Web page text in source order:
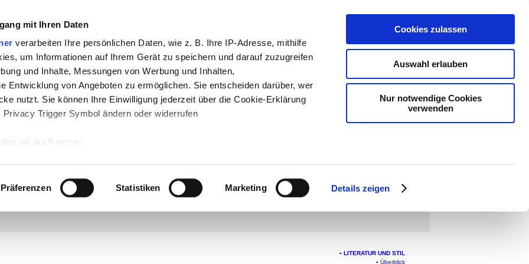
mit Ihren Daten
verarbeiten Ihre persönlichen Daten, wie z. B. Ihre IP-Adresse, mithilfe
um Informationen auf Ihrem Gerät zu speichern und darauf zuzugreifen
und Inhalte, Messungen von Werbung und Inhalten,
Entwicklung von Angeboten zu ermöglichen. Sie entscheiden darüber, wer
nutzt. Sie können Ihre Einwilligung jederzeit über die Cookie-Erklärung
Trigger Symbol ändern oder widerrufen
wir auch gerne:
Scannen nach bestimmten Merkmalen (Fingerprinting) identifizieren
wie Ihre persönlichen Daten verarbeitet werden, und legen Sie Ihre
fest.
Präferenzen Statistiken Marketing Details zeigen
Cookies zulassen
Auswahl erlauben
Nur notwendige Cookies
verwenden
-Geschichte-Politik -Pädagogik-Psychologie-
-Projekte-So navigiert man auf teachSam
-teachSam braucht Werbung
▪Rechtschreibung ▪Grammatik / Syntax ▪Semantik▪Pragmatik ▪Soziolinguistik ▪TEXTLINGUISTIK Überblick Textbegriff▪Syntaktisch-
Textmuster▪ Textsorten Überblick ◄ ▪ ▪ Textstilistische Handlungsmuster
Stilzüge
▪ LITERATUR UND STIL
▪ Überblick